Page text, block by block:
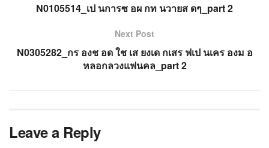
N0105514_เป นการซ อผ กท นวายส ดๆ_part 2
Next Post
N0305282_กร องช อด ใช เส ยงเด กเสร ฟเป นเคร องม อ
หลอกลวงแฟนคล_part 2
Leave a Reply